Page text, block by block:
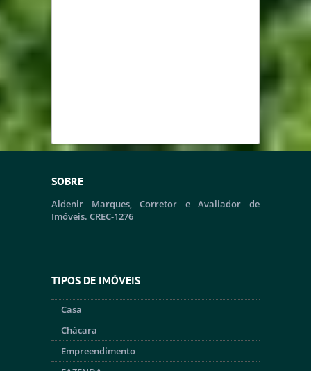
SOBRE
Aldenir Marques, Corretor e Avaliador de
Imóveis. CREC-1276
TIPOS DE IMÓVEIS
Casa
Chácara
Empreendimento